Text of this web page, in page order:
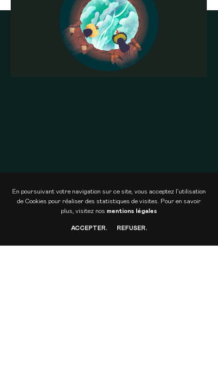
En poursuivant votre navigation sur ce site, vous acceptez l’utilisation
de Cookies pour réaliser des statistiques de visites. Pour en savoir
plus, visitez nos mentions légales
ACCEPTER. REFUSER.